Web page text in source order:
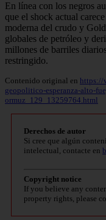
En línea con los negros
que el shock actual
moderna del crudo y
globales de petróleo y
millones de barriles
restringido.
Contenido original en https://
geopolitico-esperanza-alto-
ormuz_129_13259764.html
Derechos de autor
Si cree que algún
intelectual, contacte en
Copyright notice
If you believe any
property rights, please